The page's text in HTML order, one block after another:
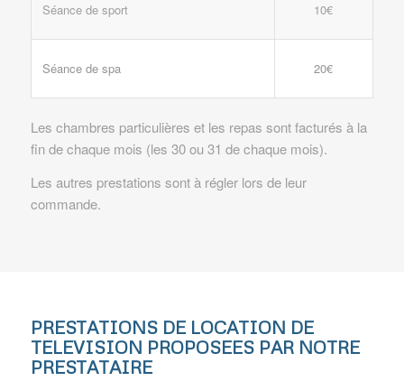
Séance de sport 10€
Séance de spa 20€
Les chambres particulières et les repas sont facturés à la
fin de chaque mois (les 30 ou 31 de chaque mois).
Les autres prestations sont à régler lors de leur
commande.
PRESTATIONS DE LOCATION DE
TELEVISION PROPOSEES PAR NOTRE
PRESTATAIRE